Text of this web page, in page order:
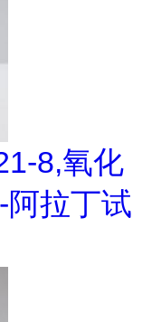
8,氧化
阿拉丁试